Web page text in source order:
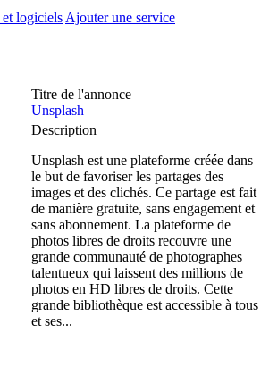
et logiciels Ajouter une service
Titre de l'annonce
Unsplash
Description
Unsplash est une plateforme créée dans
le but de favoriser les partages des
images et des clichés. Ce partage est fait
de manière gratuite, sans engagement et
sans abonnement. La plateforme de
photos libres de droits recouvre une
grande communauté de photographes
talentueux qui laissent des millions de
photos en HD libres de droits. Cette
grande bibliothèque est accessible à tous
et ses...